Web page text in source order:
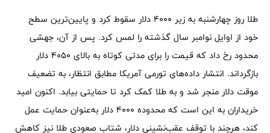
طلا روز چهارشنبه به زیر ۴۰۰۰ دلار سقوط کرد و پایین‌ترین سطح
خود از اوایل نوامبر سال گذشته را لمس کرد. پس از آن، جهشی
محدود رخ داد که قیمت را برای مدتی کوتاه به بالای ۴۰۵۰ دلار
بازگرداند. انتشار داده‌های تورمی آمریکا مطابق انتظار، به تضعیف
موقت دلار منجر شد و به طلا کمک کرد تا حمایتی بیابد. اکنون امید
خریداران به این است که محدوده ۴۰۰۰ دلار به‌عنوان حمایت عمل
کند، هرچند با توقف عقب‌نشینی دلار، شتاب صعودی طلا نیز کاهش